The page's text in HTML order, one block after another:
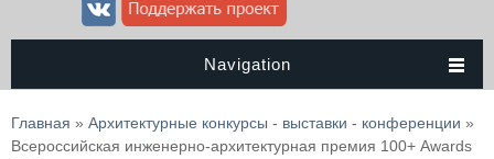
Navigation
Вы здесь
Главная » Архитектурные конкурсы - выставки - конференции »
Всероссийская инженерно-архитектурная премия 100+ Awards